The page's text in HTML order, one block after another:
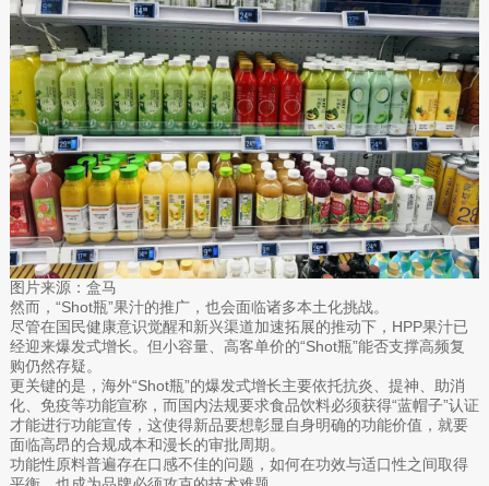
图片来源：盒马
然而，“Shot瓶”果汁的推广，也会面临诸多本土化挑战。
尽管在国民健康意识觉醒和新兴渠道加速拓展的推动下，HPP果汁已
经迎来爆发式增长。但小容量、高客单价的“Shot瓶”能否支撑高频复
购仍然存疑。
更关键的是，海外“Shot瓶”的爆发式增长主要依托抗炎、提神、助消
化、免疫等功能宣称，而国内法规要求食品饮料必须获得“蓝帽子”认证
才能进行功能宣传，这使得新品要想彰显自身明确的功能价值，就要
面临高昂的合规成本和漫长的审批周期。
功能性原料普遍存在口感不佳的问题，如何在功效与适口性之间取得